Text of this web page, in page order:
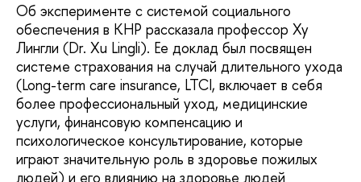
Об эксперименте с системой социального
обеспечения в КНР рассказала профессор Ху
Лингли (Dr. Xu Lingli). Ее доклад был посвящен
системе страхования на случай длительного ухода
(Long-term care insurance, LTCI, включает в себя
более профессиональный уход, медицинские
услуги, финансовую компенсацию и
психологическое консультирование, которые
играют значительную роль в здоровье пожилых
людей) и его влиянию на здоровье людей